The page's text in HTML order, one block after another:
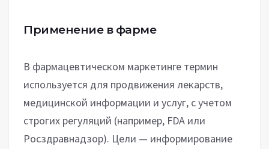
Применение в фарме
В фармацевтическом маркетинге термин
используется для продвижения лекарств,
медицинской информации и услуг, с учетом
строгих регуляций (например, FDA или
Росздравнадзор). Цели — информирование